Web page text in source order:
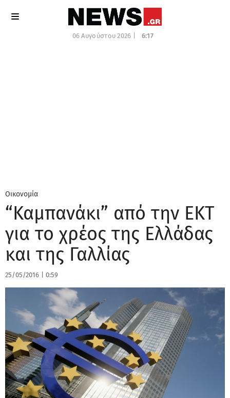
06 Αυγούστου 2026 | 6:17
Οικονομία
“Καμπανάκι” από την ΕΚΤ
για το χρέος της Ελλάδας
και της Γαλλίας
25/05/2016 0:59